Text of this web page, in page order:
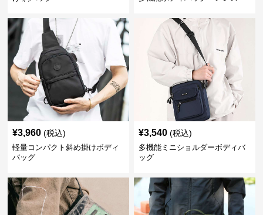
¥3,960 (税込)
軽量コンパクト斜め掛けボディ
バッグ
¥3,540 (税込)
多機能ミニショルダーボディバ
ッグ